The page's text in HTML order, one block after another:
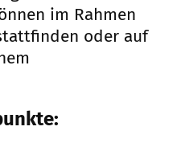
im Rahmen
oder auf